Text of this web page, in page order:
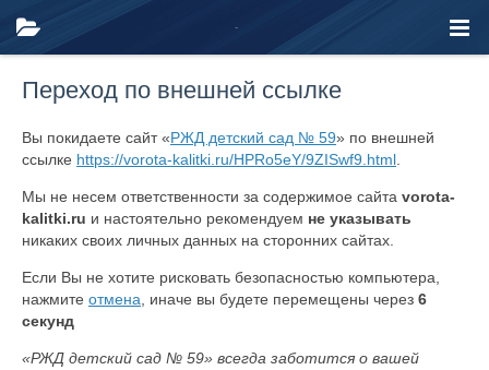
Переход по внешней ссылке
Вы покидаете сайт «РЖД детский сад № 59» по внешней
ссылке https://vorota-kalitki.ru/HPRo5eY/9ZISwf9.html
Мы не несем ответственности за содержимое сайта vorota-
kalitki.ru и настоятельно рекомендуем не указывать
никаких своих личных данных на сторонних сайтах.
Если Вы не хотите рисковать безопасностью компьютера,
нажмите отмена , иначе вы будете перемещены через 6
секунд
«РЖД детский сад № 59» всегда заботится о вашей